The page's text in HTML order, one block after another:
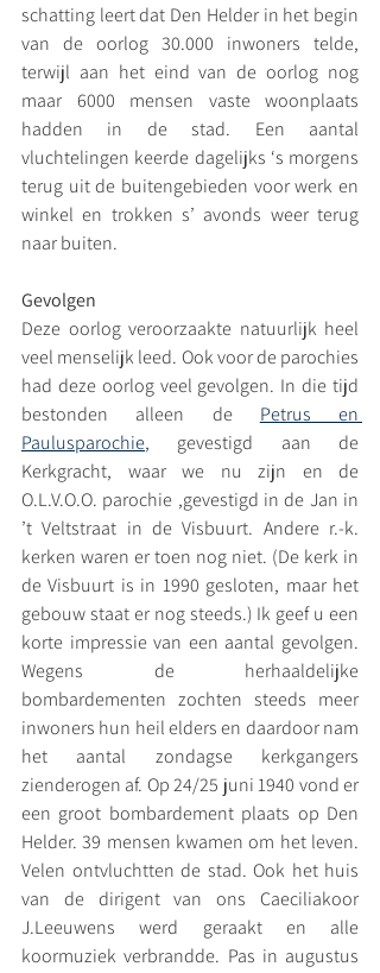
schatting leert dat Den Helder in het begin
van de oorlog 30.000 inwoners telde,
terwijl aan het eind van de oorlog nog
maar 6000 mensen vaste woonplaats
hadden in de stad. Een aantal
vluchtelingen keerde dagelijks ‘s morgens
terug uit de buitengebieden voor werk en
winkel en trokken s’ avonds weer terug
naar buiten.
Gevolgen
Deze oorlog veroorzaakte natuurlijk heel
veel menselijk leed. Ook voor de parochies
had deze oorlog veel gevolgen. In die tijd
bestonden alleen de Petrus en
Paulusparochie, gevestigd aan de
Kerkgracht, waar we nu zijn en de
O.L.V.O.O. parochie ,gevestigd in de Jan in
’t Veltstraat in de Visbuurt. Andere r.-k.
kerken waren er toen nog niet. (De kerk in
de Visbuurt is in 1990 gesloten, maar het
gebouw staat er nog steeds.) Ik geef u een
korte impressie van een aantal gevolgen.
Wegens de herhaaldelijke
bombardementen zochten steeds meer
inwoners hun heil elders en daardoor nam
het aantal zondagse kerkgangers
zienderogen af. Op 24/25 juni 1940 vond er
een groot bombardement plaats op Den
Helder. 39 mensen kwamen om het leven.
Velen ontvluchtten de stad. Ook het huis
van de dirigent van ons Caeciliakoor
J.Leeuwens werd geraakt en alle
koormuziek verbrandde. Pas in augustus